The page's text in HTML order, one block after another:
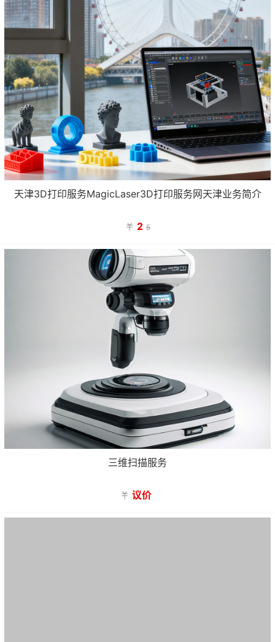
天津3D打印服务MagicLaser3D打印服务网天津业务简介
 2 5
三维扫描服务
 议价